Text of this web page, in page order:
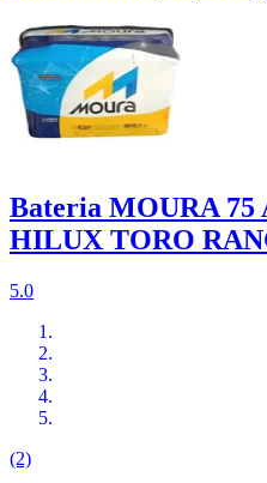
Bateria MOURA 75
HILUX TORO
5.0
(2)